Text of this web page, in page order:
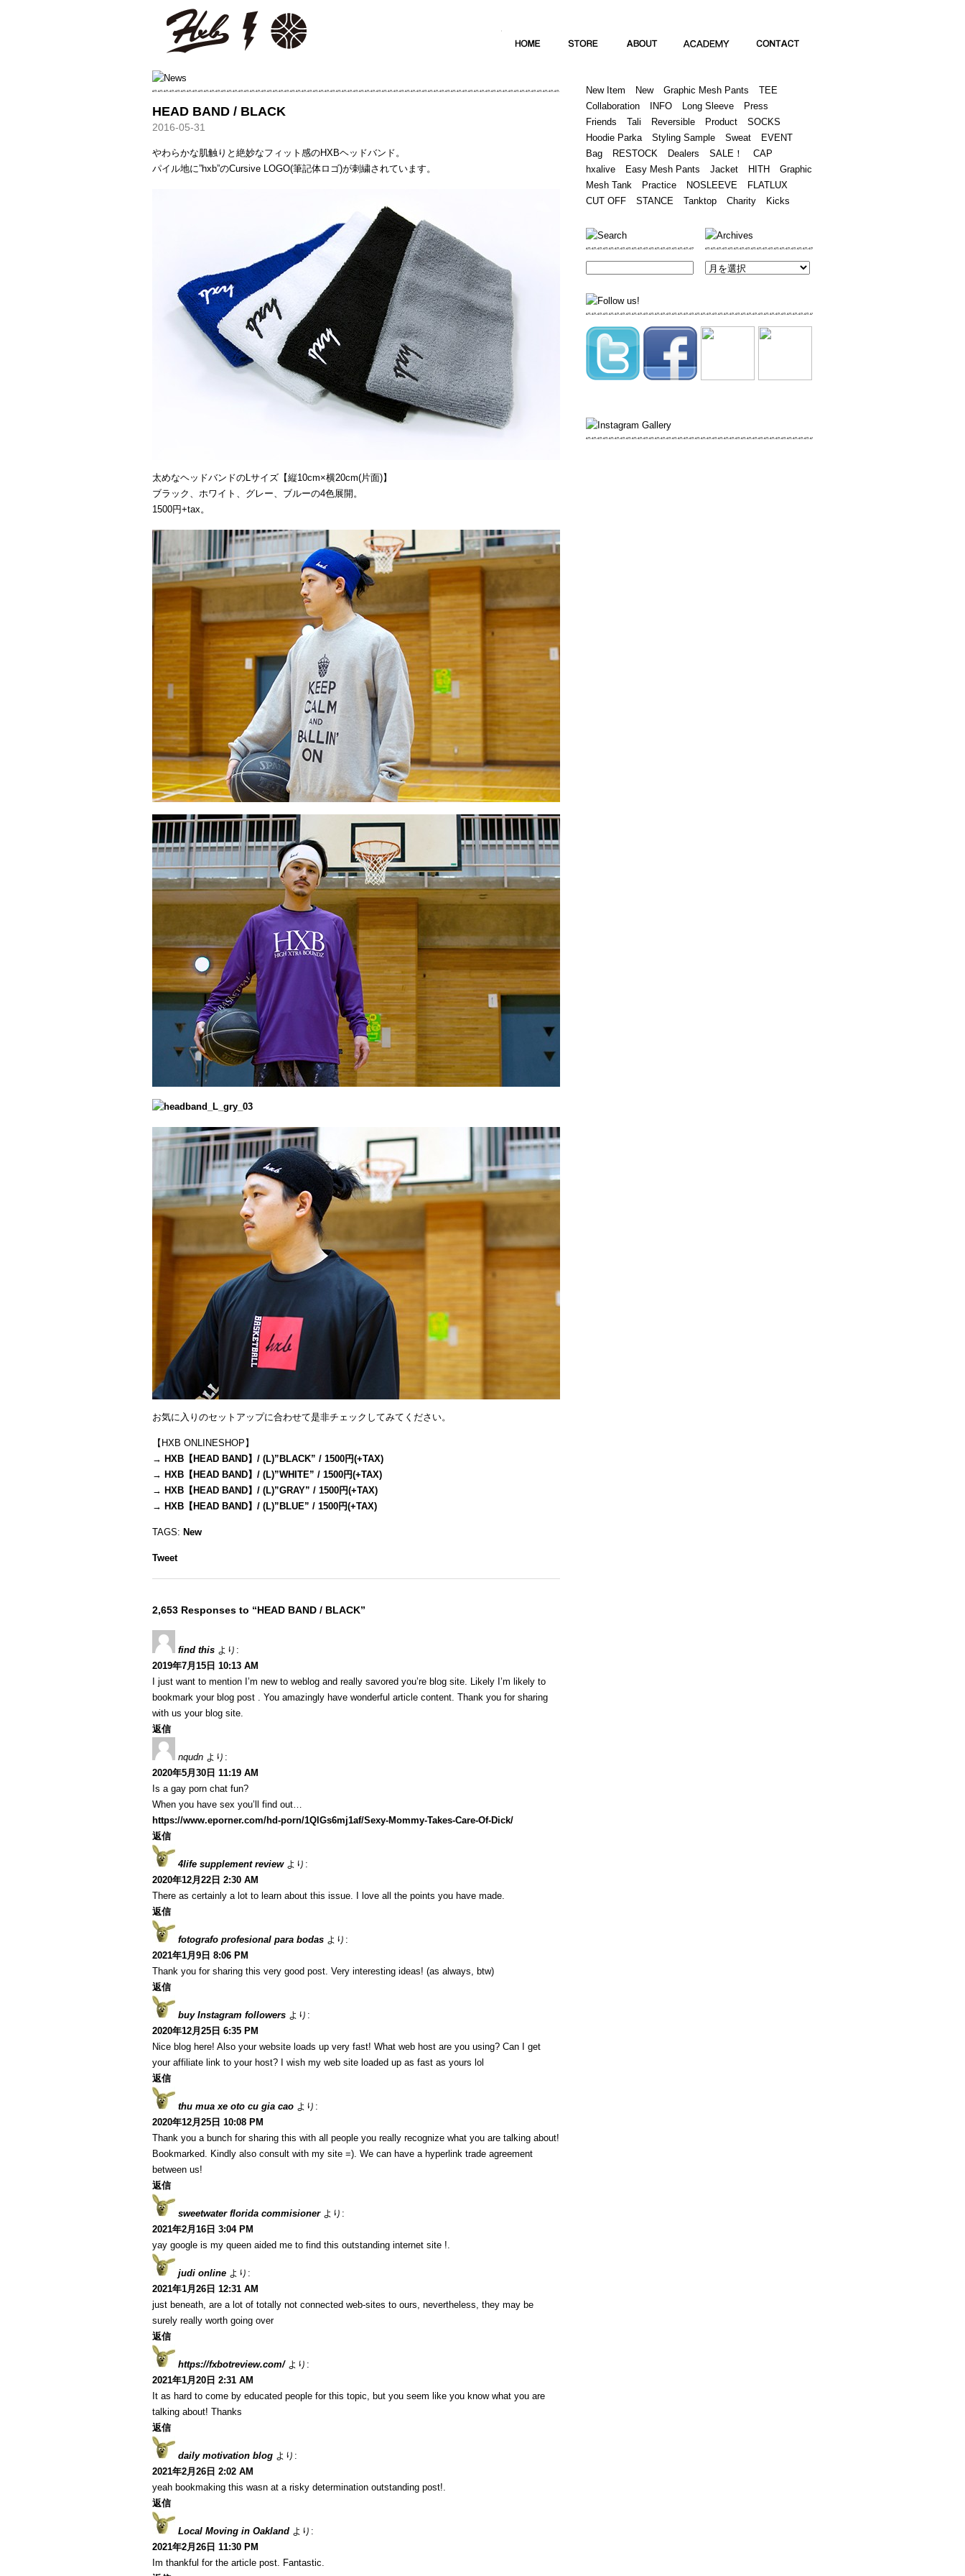
HEAD BAND / BLACK
2016-05-31
やわらかな肌触りと絶妙なフィット感のHXBヘッドバンド。
パイル地に”hxb”のCursive LOGO(筆記体ロゴ)が刺繍されています。
太めなヘッドバンドのLサイズ【縦10cm×横20cm(片面)】
ブラック、ホワイト、グレー、ブルーの4色展開。
1500円+tax。
お気に入りのセットアップに合わせて是非チェックしてみてください。
【HXB ONLINESHOP】
→ HXB【HEAD BAND】/ (L)”BLACK” / 1500円(+TAX)
→ HXB【HEAD BAND】/ (L)”WHITE” / 1500円(+TAX)
→ HXB【HEAD BAND】/ (L)”GRAY” / 1500円(+TAX)
→ HXB【HEAD BAND】/ (L)”BLUE” / 1500円(+TAX)
TAGS: New
Tweet
2,653 Responses to “HEAD BAND / BLACK”
find this より:
2019年7月15日 10:13 AM
I just want to mention I’m new to weblog and really savored you’re blog site. Likely I’m likely to
bookmark your blog post . You amazingly have wonderful article content. Thank you for sharing
with us your blog site.
返信
nqudn より:
2020年5月30日 11:19 AM
Is a gay porn chat fun?
When you have sex you’ll find out…
https://www.eporner.com/hd-porn/1QlGs6mj1af/Sexy-Mommy-Takes-Care-Of-Dick/
返信
4life supplement review より:
2020年12月22日 2:30 AM
There as certainly a lot to learn about this issue. I love all the points you have made.
返信
fotografo profesional para bodas より:
2021年1月9日 8:06 PM
Thank you for sharing this very good post. Very interesting ideas! (as always, btw)
返信
buy Instagram followers より:
2020年12月25日 6:35 PM
Nice blog here! Also your website loads up very fast! What web host are you using? Can I get
your affiliate link to your host? I wish my web site loaded up as fast as yours lol
返信
thu mua xe oto cu gia cao より:
2020年12月25日 10:08 PM
Thank you a bunch for sharing this with all people you really recognize what you are talking about!
Bookmarked. Kindly also consult with my site =). We can have a hyperlink trade agreement
between us!
返信
sweetwater florida commisioner より:
2021年2月16日 3:04 PM
yay google is my queen aided me to find this outstanding internet site !.
judi online より:
2021年1月26日 12:31 AM
just beneath, are a lot of totally not connected web-sites to ours, nevertheless, they may be
surely really worth going over
返信
https://fxbotreview.com/ より:
2021年1月20日 2:31 AM
It as hard to come by educated people for this topic, but you seem like you know what you are
talking about! Thanks
返信
daily motivation blog より:
2021年2月26日 2:02 AM
yeah bookmaking this wasn at a risky determination outstanding post!.
返信
Local Moving in Oakland より:
2021年2月26日 11:30 PM
Im thankful for the article post. Fantastic.
New Item New Graphic Mesh Pants
TEE
Collaboration
INFO Long Sleeve
Press
Friends
Tali Reversible Product
SOCKS
Hoodie Parka
Styling Sample Sweat
EVENT
Bag
RESTOCK Dealers SALE！
CAP
hxalive
Easy Mesh Pants Jacket HITH
Graphic
Mesh Tank
Practice NOSLEEVE
FLATLUX
CUT OFF
STANCE Tanktop Charity Kicks